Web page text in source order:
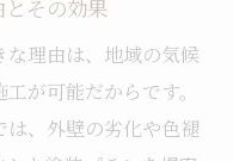
その効果
理由は、地域の気候
が可能だからです。
、外壁の劣化や色褪